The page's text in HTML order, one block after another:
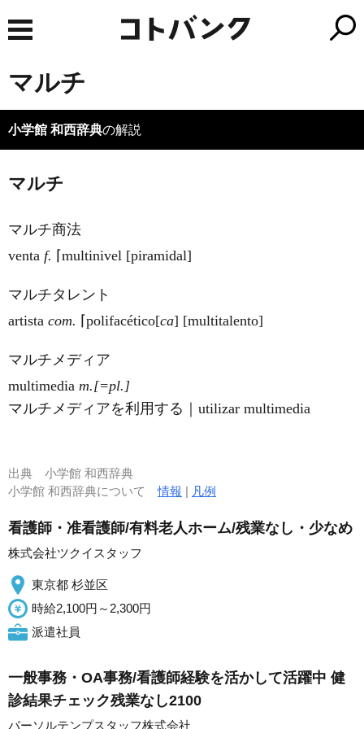
マルチ
小学館 和西辞典の解説
マルチ
マルチ商法
venta f. ⌈multinivel [piramidal]
マルチタレント
artista com. ⌈polifacético[ca] [multitalento]
マルチメディア
multimedia m.[=pl.]
マルチメディアを利用する｜utilizar multimedia
出典 小学館 和西辞典
小学館 和西辞典について情報 | 凡例
看護師・准看護師/有料老人ホーム/残業なし・少なめ
株式会社ツクイスタッフ
東京都 杉並区
時給2,100円～2,300円
派遣社員
一般事務・OA事務/看護師経験を活かして活躍中 健
診結果チェック残業なし2100
パーソルテンプスタッフ株式会社